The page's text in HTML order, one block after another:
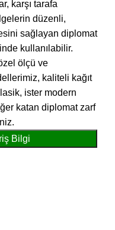
karşı tarafa
düzenli,
sağlayan diplomat
kullanılabilir.
ölçü ve
kaliteli kağıt
ister modern
katan diplomat zarf
Bilgi